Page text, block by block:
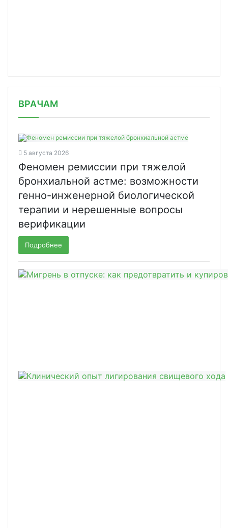
ВРАЧАМ
5 августа 2026
Феномен ремиссии при тяжелой
бронхиальной астме: возможности
генно-инженерной биологической
терапии и нерешенные вопросы
верификации
Подробнее